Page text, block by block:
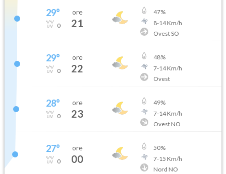
29°
0
ore
21
47%
8-14Km/h
Ovest SO
29°
0
ore
22
48%
7-14Km/h
Ovest
28°
0
ore
23
49%
7-14Km/h
Ovest NO
27°
0
ore
00
50%
7-15 Km/h
Nord NO